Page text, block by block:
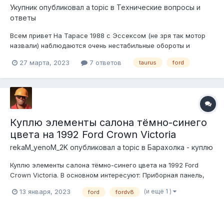
Укупник опубликовал a topic в Технические вопросы и
ответы
Всем привет На Тарасе 1988 с Эссексом (не зря так мотор
назвали) наблюдаются очень нестабильные обороты и
поменяли МАФ, провода, свечи. Бензонасос работает
глючат мозги (ECM). Судя п...
27 марта, 2023 7 ответов taurus ford
Куплю элементы салона тёмно-синего
цвета на 1992 Ford Crown Victoria
rekaM_yenoM_2K опубликовал a topic в Барахолка - куплю
Куплю элементы салона тёмно-синего цвета на 1992 Ford
Crown Victoria. В основном интересуют: Приборная панель,
13 января, 2023
ford fordv8 (и ещё 1 )